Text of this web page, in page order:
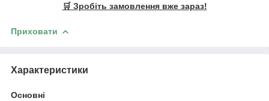
🛒 Зробіть замовлення вже зараз!
Приховати
Характеристики
Основні